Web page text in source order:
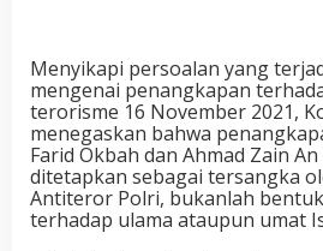
Menyikapi persoalan yang
mengenai penangkapan
terorisme 16 November 2021,
menegaskan bahwa
Farid Okbah dan Ahmad Zain
ditetapkan sebagai tersangka
Antiteror Polri, bukanlah
terhadap ulama ataupun umat